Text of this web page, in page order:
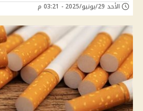
الأحد 29/يونيو/2025 - 03:21 م